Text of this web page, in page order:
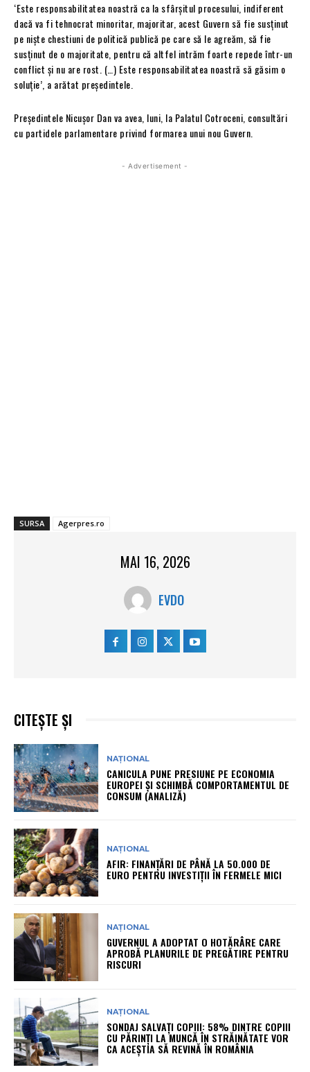
‘Este responsabilitatea noastră ca la sfârșitul procesului, indiferent
dacă va fi tehnocrat minoritar, majoritar, acest Guvern să fie susținut
pe niște chestiuni de politică publică pe care să le agreăm, să fie
susținut de o majoritate, pentru că altfel intrăm foarte repede într-un
conflict și nu are rost. (…) Este responsabilitatea noastră să găsim o
soluție’, a arătat președintele.
Președintele Nicușor Dan va avea, luni, la Palatul Cotroceni, consultări
cu partidele parlamentare privind formarea unui nou Guvern.
- Advertisement -
SURSA Agerpres.ro
MAI 16, 2026
EVDO
CITEȘTE ȘI
NAȚIONAL
CANICULA PUNE PRESIUNE PE ECONOMIA
EUROPEI ȘI SCHIMBĂ COMPORTAMENTUL DE
CONSUM (ANALIZĂ)
NAȚIONAL
AFIR: FINANȚĂRI DE PÂNĂ LA 50.000 DE
EURO PENTRU INVESTIȚII ÎN FERMELE MICI
NAȚIONAL
GUVERNUL A ADOPTAT O HOTĂRÂRE CARE
APROBĂ PLANURILE DE PREGĂTIRE PENTRU
RISCURI
NAȚIONAL
SONDAJ SALVAȚI COPIII: 58% DINTRE COPIII
CU PĂRINȚI LA MUNCĂ ÎN STRĂINĂTATE VOR
CA ACEȘTIA SĂ REVINĂ ÎN ROMÂNIA